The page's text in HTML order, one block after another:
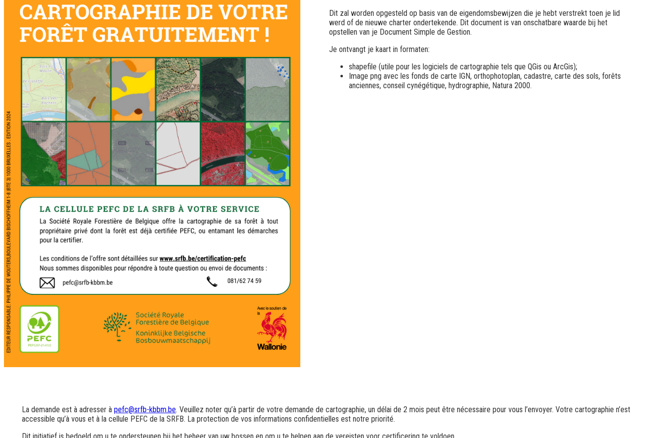
Dit zal worden opgesteld op basis van de eigendomsbewijzen die je hebt verstrekt toen je lid
werd of de nieuwe charter ondertekende. Dit document is van onschatbare waarde bij het
opstellen van je Document Simple de Gestion.
Je ontvangt je kaart in formaten:
shapefile (utile pour les logiciels de cartographie tels que QGis ou ArcGis);
Imagepng avec les fonds de carte IGN, orthophotoplan, cadastre, carte des sols, forêts
anciennes, conseil cynégétique, hydrographie, Natura 2000.
La demande est à adresser à pefc@srfb-kbbm.be. Veuillez noter qu’à partir de votre demande de cartographie, un délai de 2 mois peut être nécessaire pour vous l’envoyer. Votre cartographie n’est
accessible qu’à vous et à la cellule PEFC de la SRFB. La protection de vos informations confidentielles est notre priorité.